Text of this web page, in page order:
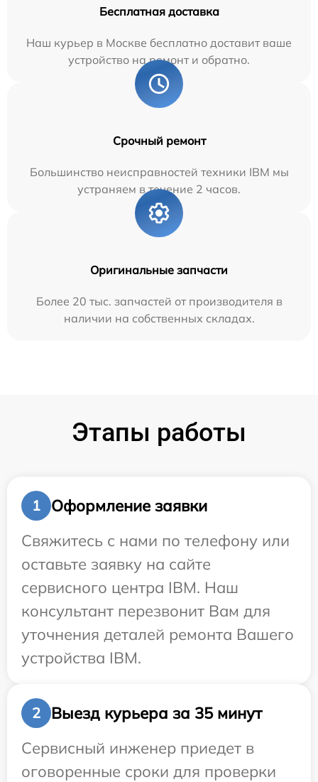
Бесплатная доставка
Наш курьер в Москве бесплатно доставит ваше
устройство на ремонт и обратно.
Срочный ремонт
Большинство неисправностей техники IBM мы
устраняем в течение 2 часов.
Оригинальные запчасти
Более 20 тыс. запчастей от производителя в
наличии на собственных складах.
Этапы работы
1
Оформление заявки
Свяжитесь с нами по телефону или
оставьте заявку на сайте
сервисного центра IBM. Наш
консультант перезвонит Вам для
уточнения деталей ремонта Вашего
устройства IBM.
2
Выезд курьера за 35 минут
Сервисный инженер приедет в
оговоренные сроки для проверки